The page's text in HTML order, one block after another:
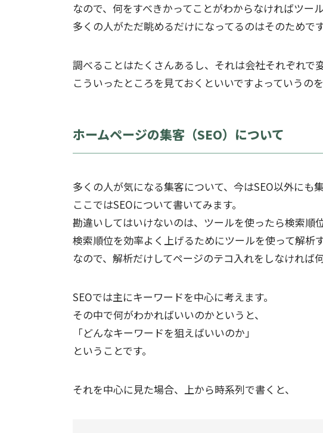
なので、何をすべきかってことがわからなければツー
多くの人がただ眺めるだけになってるのはそのためです
調べることはたくさんあるし、それは会社それぞれで
こういったところを見ておくといいですよっていうの
ホームページの集客（SEO）について
多くの人が気になる集客について、今はSEO以外にも
ここではSEOについて書いてみます。
勘違いしてはいけないのは、ツールを使ったら検索順
検索順位を効率よく上げるためにツールを使って解析す
なので、解析だけしてページのテコ入れをしなければ
SEOでは主にキーワードを中心に考えます。
その中で何がわかればいいのかというと、
「どんなキーワードを狙えばいいのか」
ということです。
それを中心に見た場合、上から時系列で書くと、